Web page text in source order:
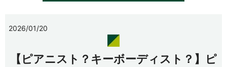
2026/01/20
【ピアニスト？キーボーディスト？】ピ